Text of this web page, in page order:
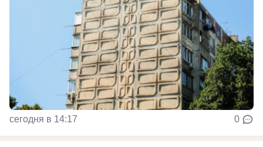
сегодня в 14:17 0